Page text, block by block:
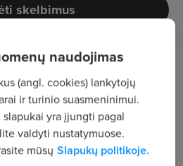
skelbimus
ir išdavimas;
pagal važtaraščius;
naudojimas
(angl. cookies) lankytojų
ir turinio suasmeninimui.
yra įjungti pagal
valdyti nustatymuose.
mūsų Slapukų politikoje.